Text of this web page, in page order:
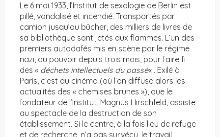
Le 6 mai 1933, l’Institut de sexologie de Berlin est
pillé, vandalisé et incendié. Transportés par
camion jusqu’au bûcher, des milliers de livres de
sa bibliothèque sont jetés aux flammes. L’un des
premiers autodafés mis en scène par le régime
nazi, au pouvoir depuis trois mois, pour faire fi
des « déchets intellectuels du passé« . Exilé à
Paris, c’est au cinéma (où l’on diffuse alors les
actualités des « chemises brunes »), que le
fondateur de l’Institut, Magnus Hirschfeld, assiste
au spectacle de la destruction de son
établissement. Si le centre, à la fois lieu de refuge
et de recherche, n’a pas survécu, le travail